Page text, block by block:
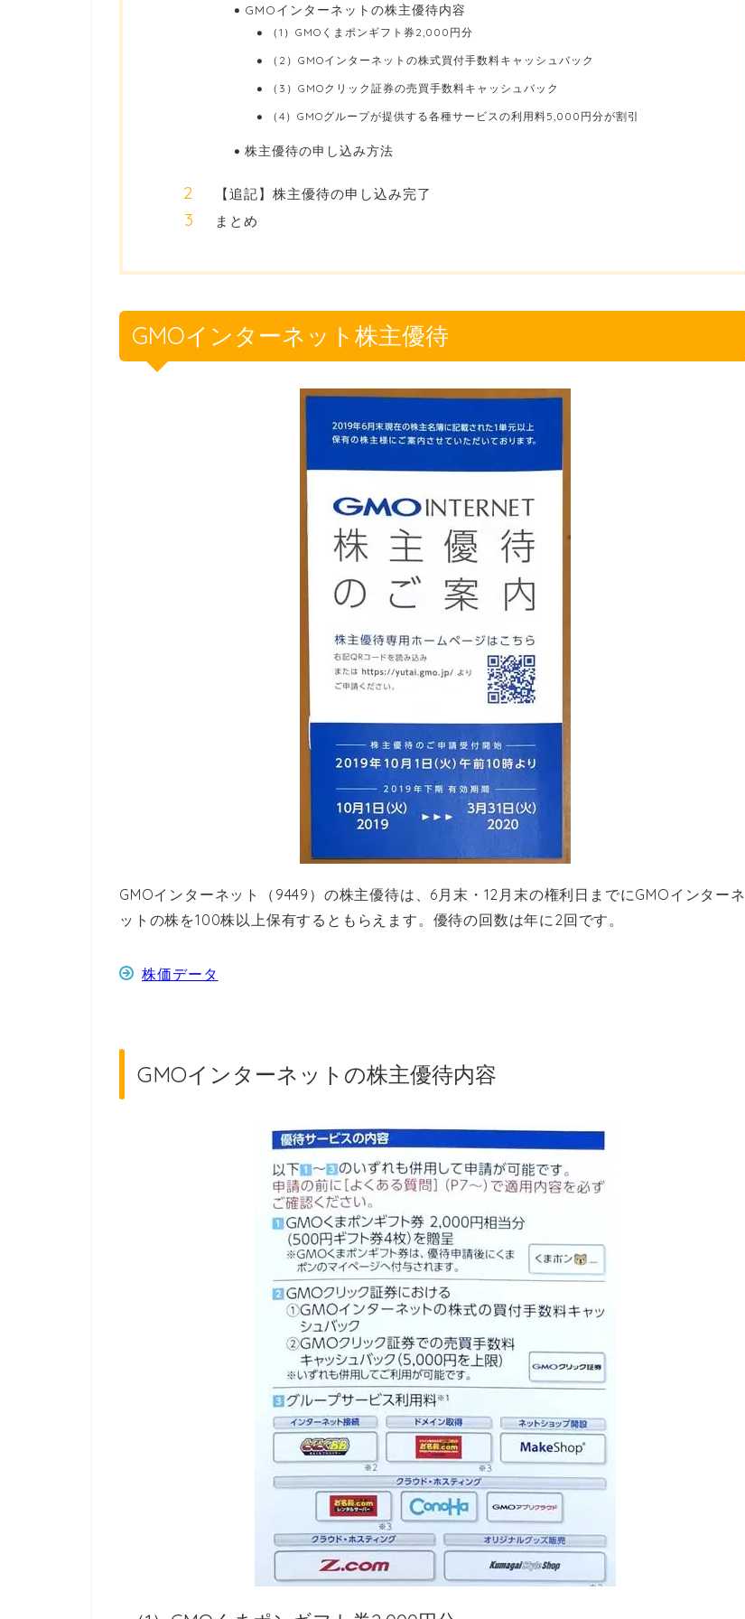
GMOインターネットの株主優待内容
（1）GMOくまポンギフト券2,000円分
（2）GMOインターネットの株式買付手数料キャッシュバック
（3）GMOクリック証券の売買手数料キャッシュバック
（4）GMOグループが提供する各種サービスの利用料5,000円分が割引
株主優待の申し込み方法
【追記】株主優待の申し込み完了
まとめ
GMOインターネット株主優待
GMOインターネット（9449）の株主優待は、6月末・12月末の権利日までにGMOインターネ
ットの株を100株以上保有するともらえます。優待の回数は年に2回です。
株価データ
GMOインターネットの株主優待内容